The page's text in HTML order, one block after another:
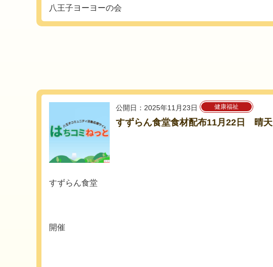
八王子ヨーヨーの会
公開日：2025年11月23日 健康福祉
すずらん食堂食材配布11月22日 晴天
すずらん食堂
開催